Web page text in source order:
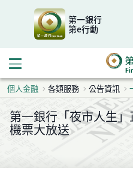
第一銀行
第e行動
開啟行動選單
個人金融 各類服務 公告資訊
第一銀行「夜市人生
機票大放送